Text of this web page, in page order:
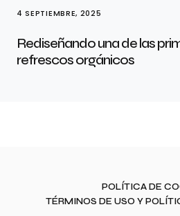
4 SEPTIEMBRE, 2025
Rediseñando una de las
refrescos orgánicos
POLÍTICA DE
TÉRMINOS DE USO Y